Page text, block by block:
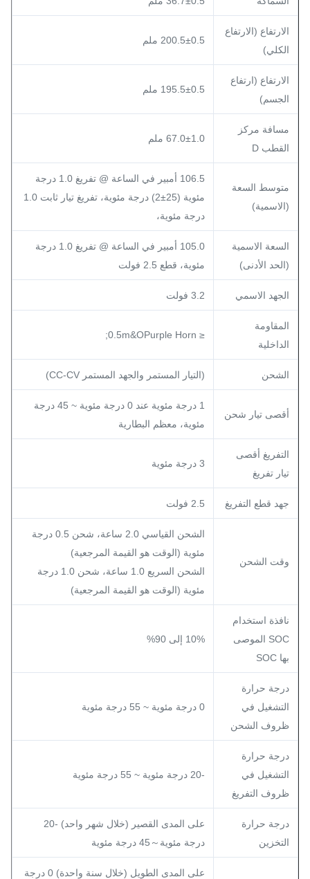
الارتفاع (الارتفاع
الكلي)
200.5±0.5 ملم
الارتفاع (ارتفاع
الجسم)
195.5±0.5 ملم
مسافة مركز
القطب D
67.0±1.0 ملم
متوسط السعة
(الاسمية)
106.5 أمبير في الساعة @ تفريغ 1.0 درجة
مئوية (25±2) درجة مئوية، تفريغ تيار ثابت 1.0
درجة مئوية،
السعة الاسمية
(الحد الأدنى)
105.0 أمبير في الساعة @ تفريغ 1.0 درجة
مئوية، قطع 2.5 فولت
الجهد الاسمي 3.2 فولت
المقاومة
الداخلية
≤ 0.5m&OPurple Horn;
الشحن (التيار المستمر والجهد المستمر CC-CV)
أقصى تيار شحن
1 درجة مئوية عند 0 درجة مئوية ~ 45 درجة
مئوية، معظم البطارية
التفريغ أقصى
تيار تفريغ
3 درجة مئوية
جهد قطع التفريغ 2.5 فولت
وقت الشحن
الشحن القياسي 2.0 ساعة، شحن 0.5 درجة
مئوية (الوقت هو القيمة المرجعية)
الشحن السريع 1.0 ساعة، شحن 1.0 درجة
مئوية (الوقت هو القيمة المرجعية)
نافذة استخدام
SOC الموصى
بها SOC
10% إلى 90%
درجة حرارة
التشغيل في
ظروف الشحن
0 درجة مئوية ~ 55 درجة مئوية
درجة حرارة
التشغيل في
ظروف التفريغ
-20 درجة مئوية ~ 55 درجة مئوية
درجة حرارة
التخزين
على المدى القصير (خلال شهر واحد) -20
درجة مئوية～45 درجة مئوية
على المدى الطويل (خلال سنة واحدة) 0 درجة